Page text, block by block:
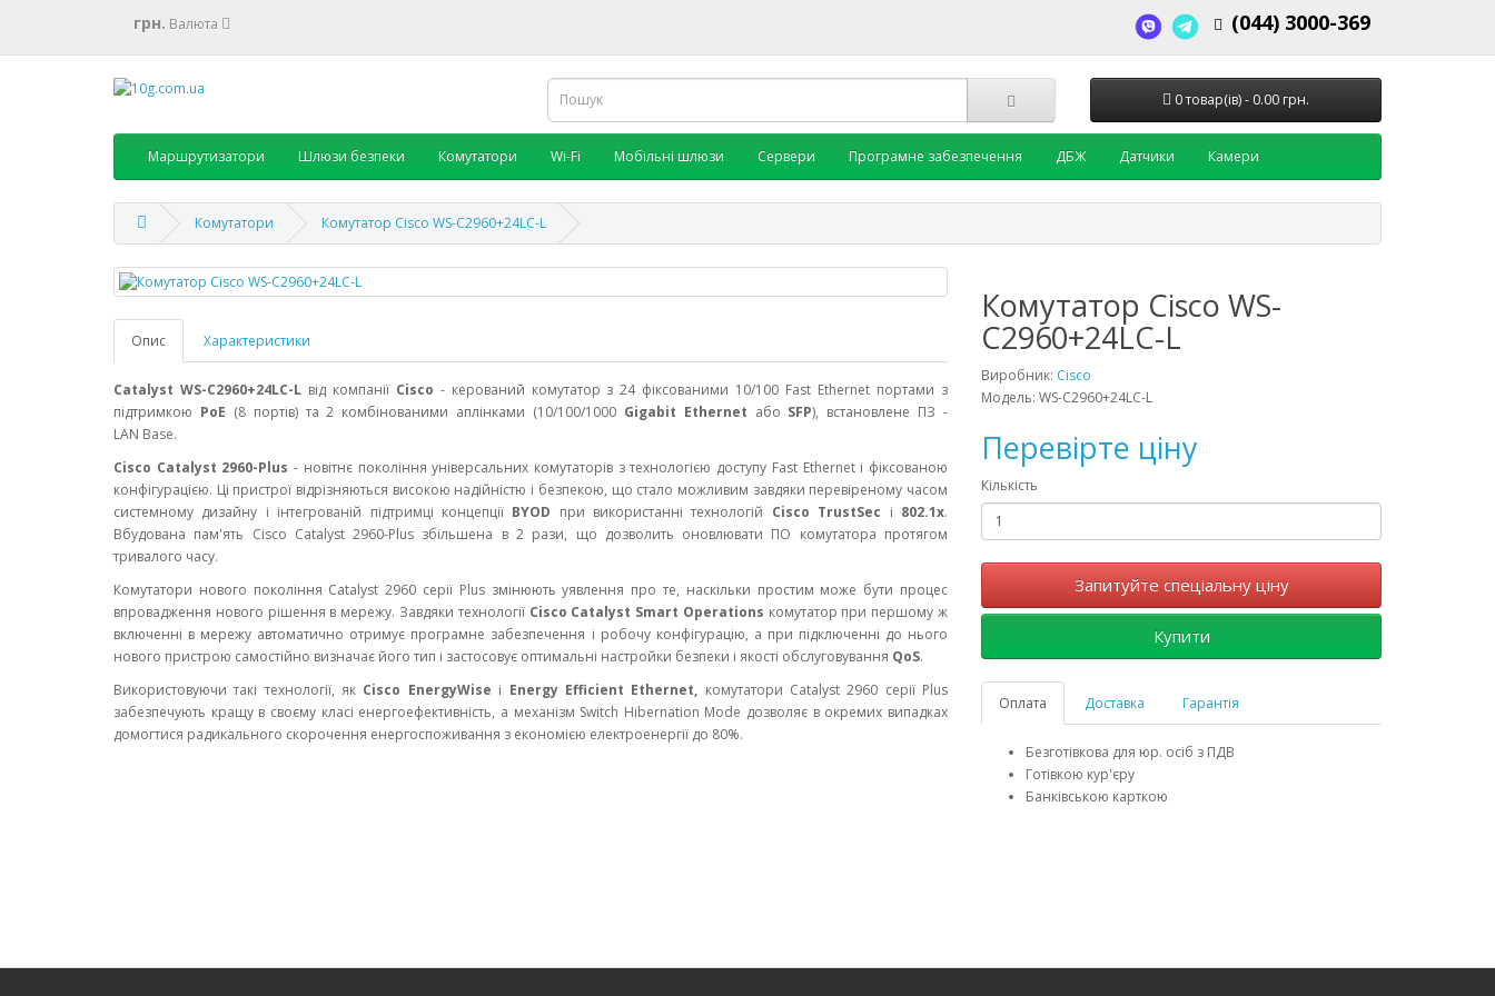
грн. Валюта (044) 3000-369
0 товар(ів) - 0.00 грн.
Маршрутизатори Шлюзи безпеки Комутатори Wi-Fi Мобільні шлюзи Сервери Програмне забезпечення ДБЖ Датчики Камери
Комутатори Комутатор Cisco WS-C2960+24LC-L
Опис Характеристики
Catalyst WS-C2960+24LC-Lвід компанії Cisco - керований комутатор з 24 фіксованими 10/100 Fast Ethernet портами з
підтримкою PoE (8 портів) та 2 комбінованими аплінками (10/100/1000 Gigabit Ethernet або SFP), встановлене ПЗ -
LAN Base.
Cisco Catalyst 2960-Plus - новітнє покоління універсальних комутаторів з технологією доступу Fast Ethernet і фіксованою
конфігурацією. Ці пристрої відрізняються високою надійністю і безпекою, що стало можливим завдяки перевіреному часом
системному дизайну і інтегрованій підтримці концепції BYOD при використанні технологій Cisco TrustSec і 802.1x.
Вбудована пам'ять Cisco Catalyst 2960-Plus збільшена в 2 рази, що дозволить оновлювати ПО комутатора протягом
тривалого часу.
Комутатори нового покоління Catalyst 2960 серії Plus змінюють уявлення про те, наскільки простим може бути процес
впровадження нового рішення в мережу. Завдяки технології Cisco Catalyst Smart Operations комутатор при першому ж
включенні в мережу автоматично отримує програмне забезпечення і робочу конфігурацію, а при підключенні до нього
нового пристрою самостійно визначає його тип і застосовує оптимальні настройки безпеки і якості обслуговування QoS.
Використовуючи такі технології, як Cisco EnergyWise і Energy Efficient Ethernet, комутатори Catalyst 2960 серії Plus
забезпечують кращу в своєму класі енергоефективність, а механізм Switch Hibernation Mode дозволяє в окремих випадках
домогтися радикального скорочення енергоспоживання з економією електроенергії до 80%.
Комутатор Cisco WS-
C2960+24LC-L
Виробник: Cisco
Модель: WS-C2960+24LC-L
Перевірте ціну
Кількість
Запитуйте спеціальну ціну
Купити
Оплата Доставка Гарантія
Безготівкова для юр. осіб з ПДВ
Готівкою кур'єру
Банківською карткою